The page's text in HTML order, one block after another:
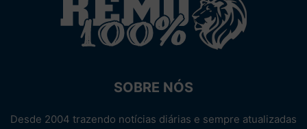
SOBRE NÓS
Desde 2004 trazendo notícias diárias e sempre atualizadas